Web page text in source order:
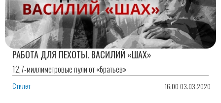
РАБОТА ДЛЯ ПЕХОТЫ. ВАСИЛИЙ «ШАХ»
12,7-миллиметровые пули от «братьев»
Стилет 16:00 03.03.2020